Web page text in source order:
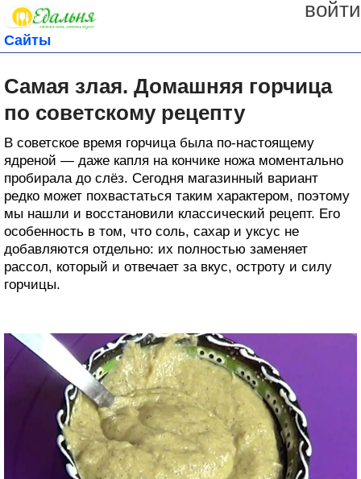
войти
Сайты
Самая злая. Домашняя горчица
по советскому рецепту
В советское время горчица была по-настоящему
ядреной — даже капля на кончике ножа моментально
пробирала до слёз. Сегодня магазинный вариант
редко может похвастаться таким характером, поэтому
мы нашли и восстановили классический рецепт. Его
особенность в том, что соль, сахар и уксус не
добавляются отдельно: их полностью заменяет
рассол, который и отвечает за вкус, остроту и силу
горчицы.